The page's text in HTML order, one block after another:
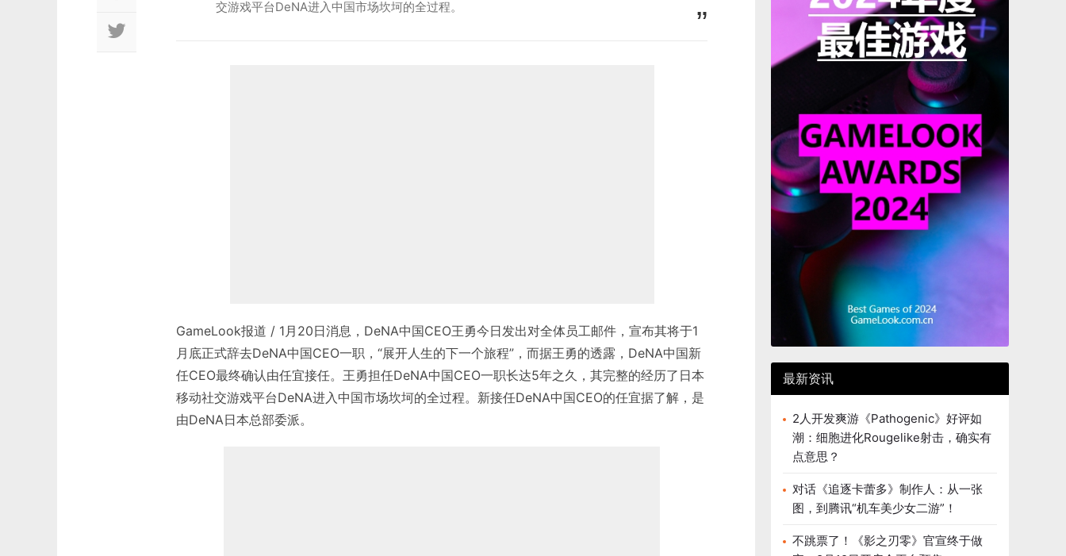
交游戏平台DeNA进入中国市场坎坷的全过程。
GameLook报道 / 1月20日消息，DeNA中国CEO王勇今日发出对全体员工邮件，宣布其将于1
月底正式辞去DeNA中国CEO一职，“展开人生的下一个旅程”，而据王勇的透露，DeNA中国新
任CEO最终确认由任宜接任。王勇担任DeNA中国CEO一职长达5年之久，其完整的经历了日本
移动社交游戏平台DeNA进入中国市场坎坷的全过程。新接任DeNA中国CEO的任宜据了解，是
由DeNA日本总部委派。
最新资讯
2人开发爽游《Pathogenic》好评如
潮：细胞进化Rougelike射击，确实有
点意思？
对话《追逐卡蕾多》制作人：从一张
图，到腾讯“机车美少女二游”！
不跳票了！《影之刃零》官宣终于做